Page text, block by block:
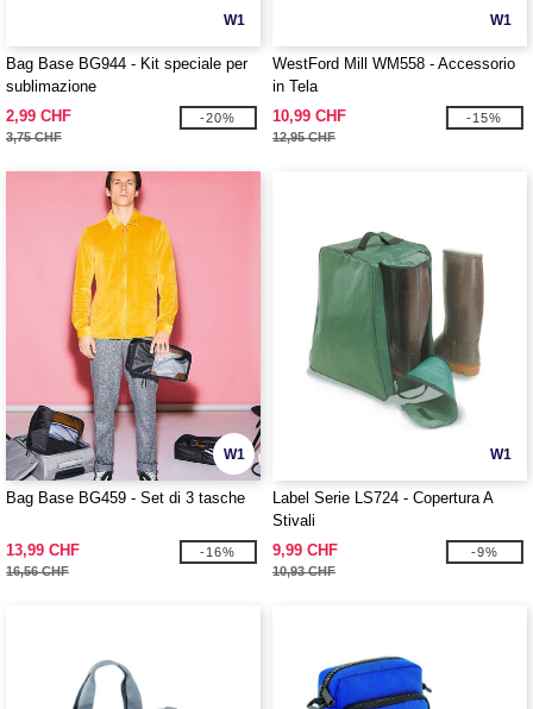
W1
Bag Base BG944 - Kit speciale per
sublimazione
2,99 CHF
3,75 CHF
-20%
W1
WestFord Mill WM558 - Accessorio
in Tela
10,99 CHF
12,95 CHF
-15%
W1
Bag Base BG459 - Set di 3 tasche
13,99 CHF
16,56 CHF
-16%
W1
Label Serie LS724 - Copertura A
Stivali
9,99 CHF
10,93 CHF
-9%